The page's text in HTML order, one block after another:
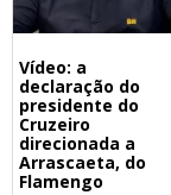
Vídeo: a
declaração do
presidente do
Cruzeiro
direcionada a
Arrascaeta, do
Flamengo